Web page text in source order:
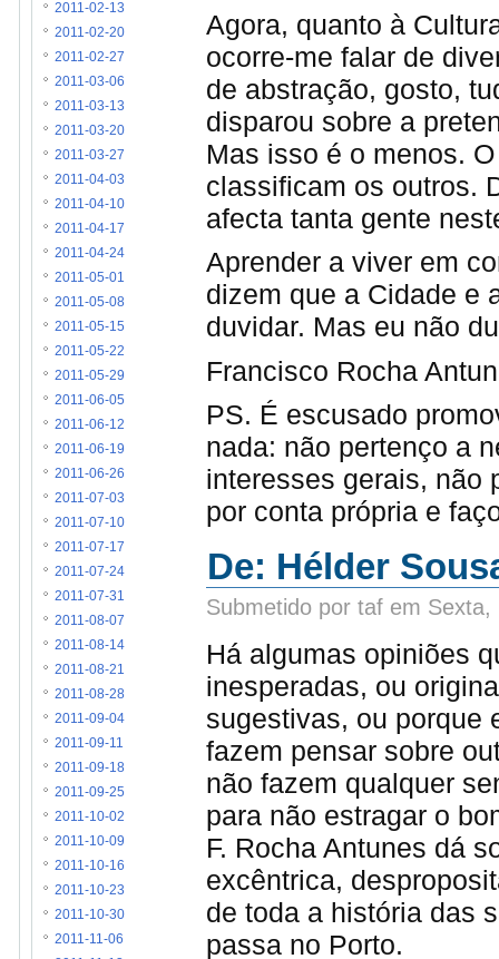
Agora, quanto à
ocorre-me falar de
de abstração, gosto,
disparou sobre a
Mas isso é o menos.
classificam os outros.
afecta tanta gente
Aprender a viver em
dizem que a Cidade e
duvidar. Mas eu não
Francisco Rocha
PS. É escusado
nada: não pertenço a
interesses gerais, não
por conta própria e
De: Hélder
Submetido por taf em Sexta,
Há algumas opiniões
inesperadas, ou
sugestivas, ou porque
fazem pensar sobre
não fazem qualquer
para não estragar o
F. Rocha Antunes dá
excêntrica,
de toda a história das
passa no Porto.
2011-02-13
2011-02-20
2011-02-27
2011-03-06
2011-03-13
2011-03-20
2011-03-27
2011-04-03
2011-04-10
2011-04-17
2011-04-24
2011-05-01
2011-05-08
2011-05-15
2011-05-22
2011-05-29
2011-06-05
2011-06-12
2011-06-19
2011-06-26
2011-07-03
2011-07-10
2011-07-17
2011-07-24
2011-07-31
2011-08-07
2011-08-14
2011-08-21
2011-08-28
2011-09-04
2011-09-11
2011-09-18
2011-09-25
2011-10-02
2011-10-09
2011-10-16
2011-10-23
2011-10-30
2011-11-06